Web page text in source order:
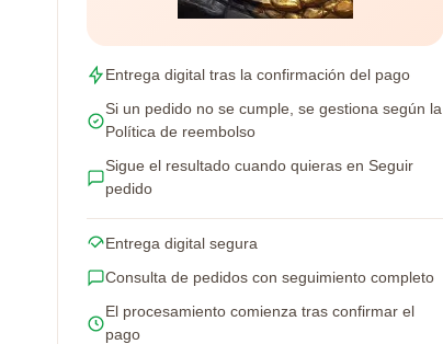
Entrega digital tras la confirmación del pago
Si un pedido no se cumple, se gestiona según la
Política de reembolso
Sigue el resultado cuando quieras en Seguir
pedido
Entrega digital segura
Consulta de pedidos con seguimiento completo
El procesamiento comienza tras confirmar el
pago